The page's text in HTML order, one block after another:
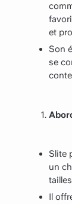
et
Son
se
Slite
un
Il